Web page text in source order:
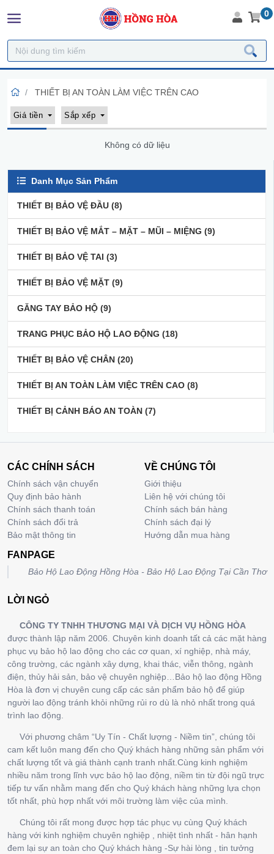
0
Danh Mục Sản Phẩm
THIẾT BỊ BẢO VỆ ĐẦU (8)
THIẾT BỊ BẢO VỆ MẮT – MẶT – MŨI – MIỆNG (9)
THIẾT BỊ BẢO VỆ TAI (3)
THIẾT BỊ BẢO VỆ MẶT (9)
GĂNG TAY BẢO HỘ (9)
TRANG PHỤC BẢO HỘ LAO ĐỘNG (18)
THIẾT BỊ BẢO VỆ CHÂN (20)
THIẾT BỊ AN TOÀN LÀM VIỆC TRÊN CAO (8)
THIẾT BỊ CẢNH BÁO AN TOÀN (7)
THIẾT BỊ AN TOÀN LÀM VIỆC TRÊN CAO
Giá tiền Sắp xếp
Không có dữ liệu
CÁC CHÍNH SÁCH
Chính sách vận chuyển
Quy định bảo hành
Chính sách thanh toán
Chính sách đổi trả
Bảo mật thông tin
VỀ CHÚNG TÔI
Giới thiệu
Liên hệ với chúng tôi
Chính sách bán hàng
Chính sách đại lý
Hướng dẫn mua hàng
FANPAGE
Bảo Hộ Lao Động Hồng Hòa - Bảo Hộ Lao Động Tại Cần Thơ
LỜI NGỎ
CÔNG TY TNHH THƯƠNG MẠI VÀ DỊCH VỤ HỒNG HÒA
được thành lập năm 2006. Chuyên kinh doanh tất cả các mặt hàng
phục vụ bảo hộ lao động cho các cơ quan, xí nghiệp, nhà máy,
công trường, các ngành xây dựng, khai thác, viễn thông, ngành
điện, thủy hải sản, bảo vệ chuyên nghiệp…Bảo hộ lao động Hồng
Hòa là đơn vị chuyên cung cấp các sản phẩm bảo hộ để giúp
người lao động tránh khỏi những rủi ro dù là nhỏ nhất trong quá
trình lao động.
Với phương châm “Uy Tín - Chất lượng - Niềm tin”, chúng tôi
cam kết luôn mang đến cho Quý khách hàng những sản phẩm với
chất lượng tốt và giá thành cạnh tranh nhất.Cùng kinh nghiệm
nhiều năm trong lĩnh vực bảo hộ lao động, niềm tin từ đội ngũ trực
tiếp tư vấn nhằm mang đến cho Quý khách hàng những lựa chọn
tốt nhất, phù hợp nhất với môi trường làm việc của mình.
Chúng tôi rất mong được hợp tác phục vụ cùng Quý khách
hàng với kinh nghiệm chuyên nghiệp , nhiệt tình nhất - hân hạnh
đem lại sự an toàn cho Quý khách hàng -Sự hài lòng , tin tưởng